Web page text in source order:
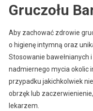
Gruczołu
Aby zachować zdrowie
o higienę intymną oraz
Stosowanie bawełnianych
nadmiernego mycia okolic
przypadku jakichkolwiek
obrzęk lub
lekarzem.